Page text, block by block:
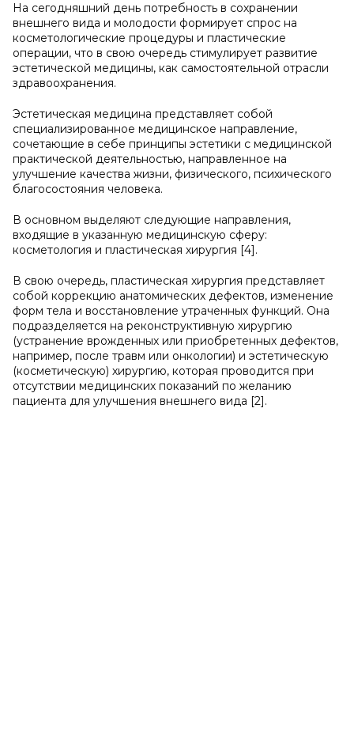
На сегодняшний день потребность в сохранении
внешнего вида и молодости формирует спрос на
косметологические процедуры и пластические
операции, что в свою очередь стимулирует развитие
эстетической медицины, как самостоятельной отрасли
здравоохранения.
Эстетическая медицина представляет собой
специализированное медицинское направление,
сочетающие в себе принципы эстетики с медицинской
практической деятельностью, направленное на
улучшение качества жизни, физического, психического
благосостояния человека.
В основном выделяют следующие направления,
входящие в указанную медицинскую сферу:
косметология и пластическая хирургия [4].
В свою очередь, пластическая хирургия представляет
собой коррекцию анатомических дефектов, изменение
форм тела и восстановление утраченных функций. Она
подразделяется на реконструктивную хирургию
(устранение врожденных или приобретенных дефектов,
например, после травм или онкологии) и эстетическую
(косметическую) хирургию, которая проводится при
отсутствии медицинских показаний по желанию
пациента для улучшения внешнего вида [2].